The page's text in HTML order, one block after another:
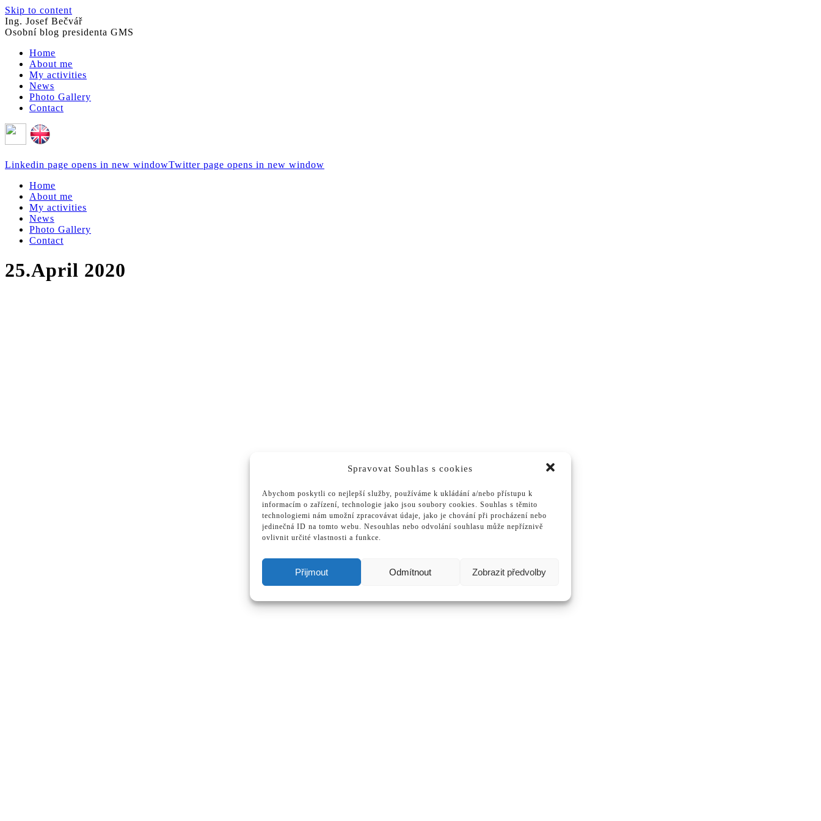
Spravovat Souhlas s cookies
Abychom poskytli co nejlepší služby, používáme k ukládání a/nebo přístupu k
informacím o zařízení, technologie jako jsou soubory cookies. Souhlas s těmito
technologiemi nám umožní zpracovávat údaje, jako je chování při procházení nebo
jedinečná ID na tomto webu. Nesouhlas nebo odvolání souhlasu může nepříznivě
ovlivnit určité vlastnosti a funkce.
Přijmout Odmítnout Zobrazit předvolby
Skip to content
Ing. Josef Bečvář
Osobní blog presidenta GMS
Home
About me
My activities
News
Photo Gallery
Contact
Linkedin page opens in new windowTwitter page opens in new window
Home
About me
My activities
News
Photo Gallery
Contact
25.April 2020